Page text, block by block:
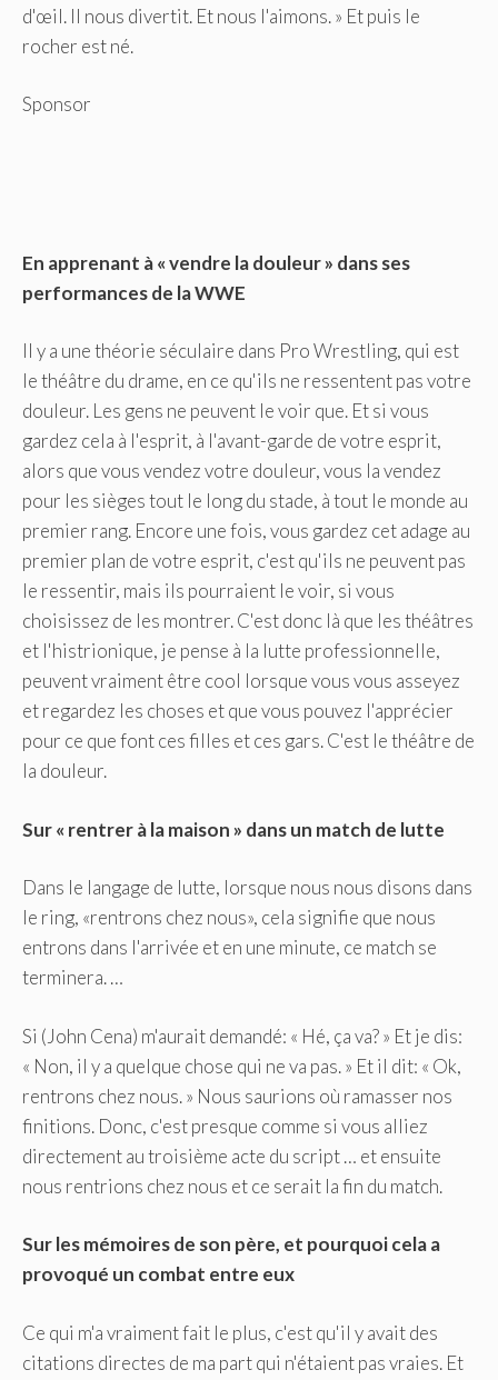
d'œil. Il nous divertit. Et nous l'aimons. » Et puis le
rocher est né.
Sponsor
En apprenant à « vendre la douleur » dans ses
performances de la WWE
Il y a une théorie séculaire dans Pro Wrestling, qui est
le théâtre du drame, en ce qu'ils ne ressentent pas votre
douleur. Les gens ne peuvent le voir que. Et si vous
gardez cela à l'esprit, à l'avant-garde de votre esprit,
alors que vous vendez votre douleur, vous la vendez
pour les sièges tout le long du stade, à tout le monde au
premier rang. Encore une fois, vous gardez cet adage au
premier plan de votre esprit, c'est qu'ils ne peuvent pas
le ressentir, mais ils pourraient le voir, si vous
choisissez de les montrer. C'est donc là que les théâtres
et l'histrionique, je pense à la lutte professionnelle,
peuvent vraiment être cool lorsque vous vous asseyez
et regardez les choses et que vous pouvez l'apprécier
pour ce que font ces filles et ces gars. C'est le théâtre de
la douleur.
Sur « rentrer à la maison » dans un match de lutte
Dans le langage de lutte, lorsque nous nous disons dans
le ring, «rentrons chez nous», cela signifie que nous
entrons dans l'arrivée et en une minute, ce match se
terminera. …
Si (John Cena) m'aurait demandé: « Hé, ça va? » Et je dis:
« Non, il y a quelque chose qui ne va pas. » Et il dit: « Ok,
rentrons chez nous. » Nous saurions où ramasser nos
finitions. Donc, c'est presque comme si vous alliez
directement au troisième acte du script … et ensuite
nous rentrions chez nous et ce serait la fin du match.
Sur les mémoires de son père, et pourquoi cela a
provoqué un combat entre eux
Ce qui m'a vraiment fait le plus, c'est qu'il y avait des
citations directes de ma part qui n'étaient pas vraies. Et